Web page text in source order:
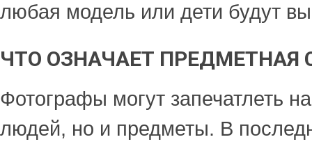
любая модель или дети будут
ЧТО ОЗНАЧАЕТ ПРЕДМЕТНАЯ
Фотографы могут запечатлеть
людей, но и предметы. В